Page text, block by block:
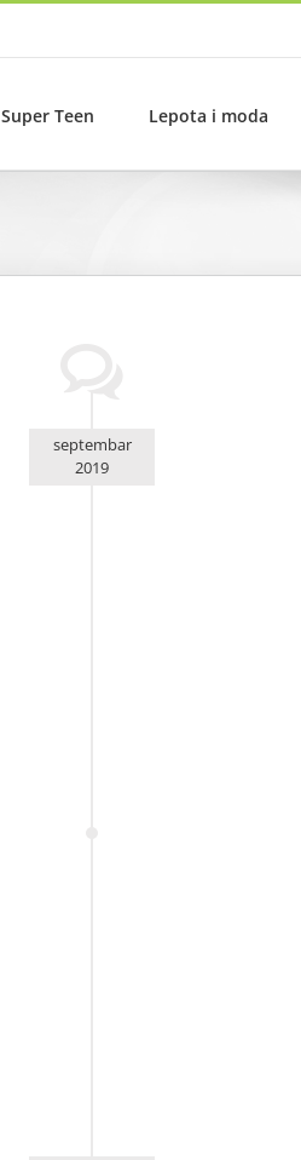
Super Teen Lepota i moda
septembar
2019